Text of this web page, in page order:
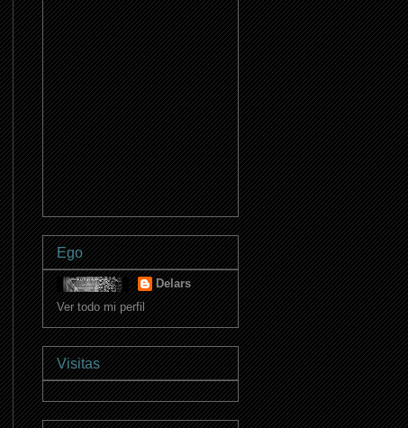
Ego
Delars
Ver todo mi perfil
Visitas